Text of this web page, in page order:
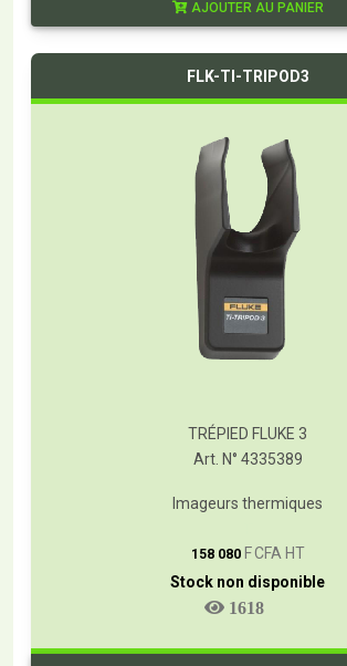
AJOUTER AU PANIER
FLK-TI-TRIPOD3
TRÉPIED FLUKE 3
Art. N° 4335389
Imageurs thermiques
158 080 F CFA HT
Stock non disponible
1618